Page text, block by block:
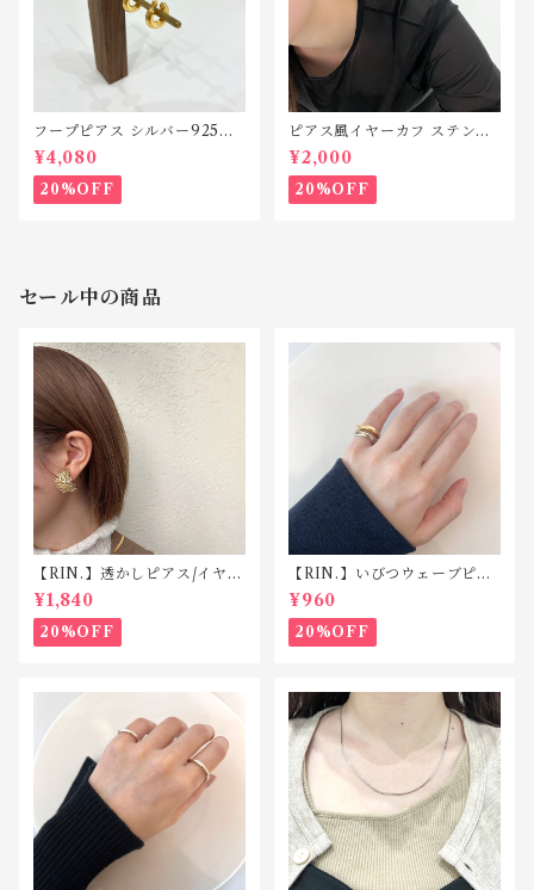
フープピアス シルバー925
P132
¥4,080
20%OFF
ピアス風イヤーカフ ステンレ
ス SP212
¥2,000
20%OFF
セール中の商品
【RIN.】透かしピアス/イヤリ
ング TP008/TE008
¥1,840
20%OFF
【RIN.】いびつウェーブピン
キーリング R025
¥960
20%OFF